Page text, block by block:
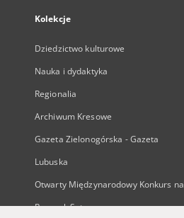
Kolekcje
Dziedzictwo kulturowe
Nauka i dydaktyka
Regionalia
Archiwum Kresowe
Gazeta Zielonogórska - Gazeta
Lubuska
Otwarty Międzynarodowy Konkurs na
Rysunek Satyryczny